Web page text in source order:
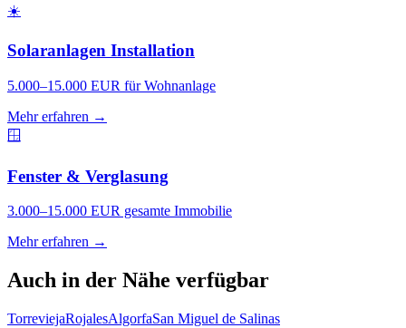
☀️
Solaranlagen Installation
5.000–15.000 EUR für Wohnanlage
Mehr erfahren →
🪟
Fenster & Verglasung
3.000–15.000 EUR gesamte Immobilie
Mehr erfahren →
Auch in der Nähe verfügbar
TorreviejaRojalesAlgorfaSan Miguel de Salinas